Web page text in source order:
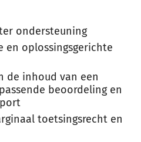
ondersteuning
en oplossingsgerichte
de inhoud van een
beoordeling en
toetsingsrecht en